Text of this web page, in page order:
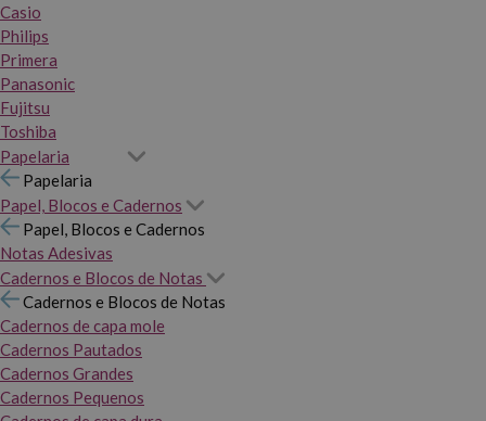
Casio
Philips
Primera
Panasonic
Fujitsu
Toshiba
Papelaria
Papelaria
Papel, Blocos e Cadernos
Papel, Blocos e Cadernos
Notas Adesivas
Cadernos e Blocos de Notas
Cadernos e Blocos de Notas
Cadernos de capa mole
Cadernos Pautados
Cadernos Grandes
Cadernos Pequenos